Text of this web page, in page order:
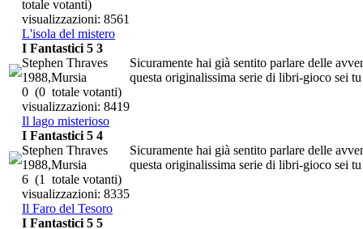
totale votanti)
visualizzazioni: 8561
L'isola del mistero
Sicuramente hai già sentito parlare delle
questa originalissima serie di libri-gioco sei tu
I Fantastici 5 3
Stephen Thraves
1988,Mursia
0 (0 totale votanti)
visualizzazioni: 8419
Il lago misterioso
Sicuramente hai già sentito parlare delle
questa originalissima serie di libri-gioco sei tu
I Fantastici 5 4
Stephen Thraves
1988,Mursia
6 (1 totale votanti)
visualizzazioni: 8335
Il Faro del Tesoro
I Fantastici 5 5